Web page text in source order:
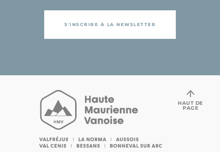
S'INSCRIRE À LA NEWSLETTER
HAUT DE
PAGE